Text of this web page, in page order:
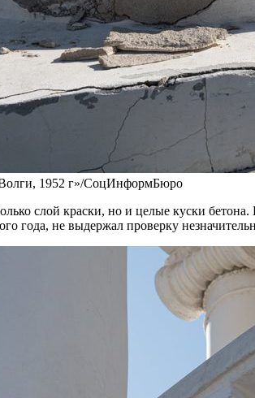
1952 г»/СоцИнформБюро
слой краски, но и целые куски
года, не выдержал проверку